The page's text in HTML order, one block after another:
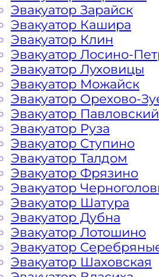
за пределами Столицы
Вернадского
эвакуатора за
в каждом
готова
и гостей Столицы.
эвакуации
и тип
эвакуатор
Эвакуатор Зарайск
Эвакуатор Кашира
Эвакуатор Клин
Эвакуатор Лосино-
Эвакуатор Луховицы
Эвакуатор Можайск
Эвакуатор Орехово-
Эвакуатор
Эвакуатор Руза
Эвакуатор Ступино
Эвакуатор Талдом
Эвакуатор Фрязино
Эвакуатор
Эвакуатор Шатура
Эвакуатор Дубна
Эвакуатор Лотошино
Эвакуатор
Эвакуатор Шаховская